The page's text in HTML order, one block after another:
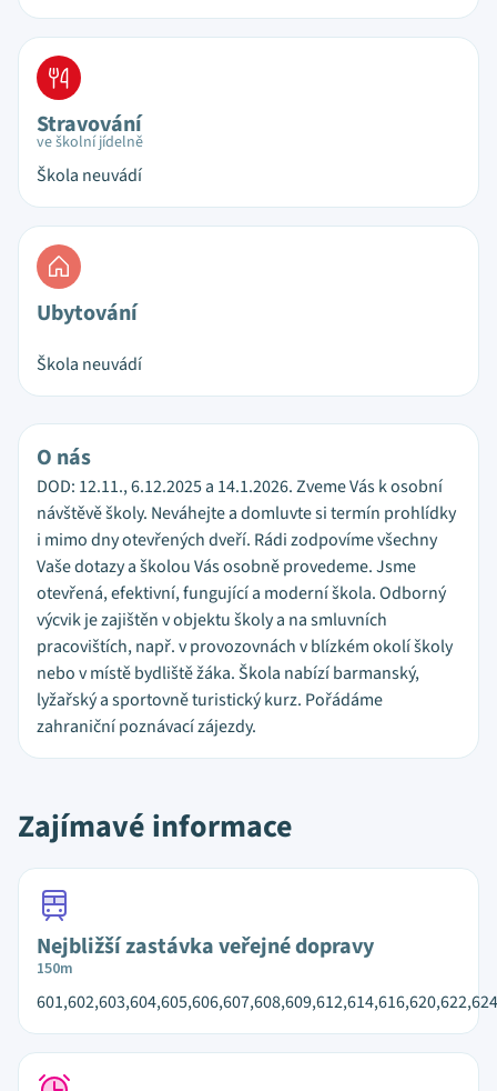
Stravování
ve školní jídelně
Škola neuvádí
Ubytování
Škola neuvádí
O nás
DOD: 12.11., 6.12.2025 a 14.1.2026. Zveme Vás k osobní
návštěvě školy. Neváhejte a domluvte si termín prohlídky
i mimo dny otevřených dveří. Rádi zodpovíme všechny
Vaše dotazy a školou Vás osobně provedeme. Jsme
otevřená, efektivní, fungující a moderní škola. Odborný
výcvik je zajištěn v objektu školy a na smluvních
pracovištích, např. v provozovnách v blízkém okolí školy
nebo v místě bydliště žáka. Škola nabízí barmanský,
lyžařský a sportovně turistický kurz. Pořádáme
zahraniční poznávací zájezdy.
Zajímavé informace
Nejbližší zastávka veřejné dopravy
150m